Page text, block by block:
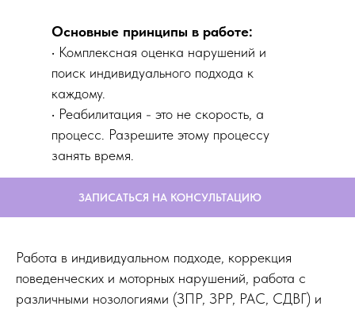
Основные принципы в работе:
•⁠ ⁠Комплексная оценка нарушений и
поиск индивидуального подхода к
каждому.
•⁠ ⁠Реабилитация - это не скорость, а
процесс. Разрешите этому процессу
занять время.
ЗАПИСАТЬСЯ НА КОНСУЛЬТАЦИЮ
Работа в индивидуальном подходе, коррекция
поведенческих и моторных нарушений, работа с
различными нозологиями (ЗПР, ЗРР, РАС, СДВГ) и